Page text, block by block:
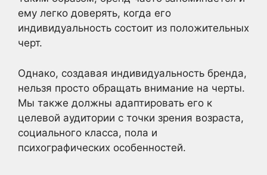
ему легко доверять, когда его
индивидуальность состоит из положительных
черт.
Однако, создавая индивидуальность бренда,
нельзя просто обращать внимание на черты.
Мы также должны адаптировать его к
целевой аудитории с точки зрения возраста,
социального класса, пола и
психографических особенностей.